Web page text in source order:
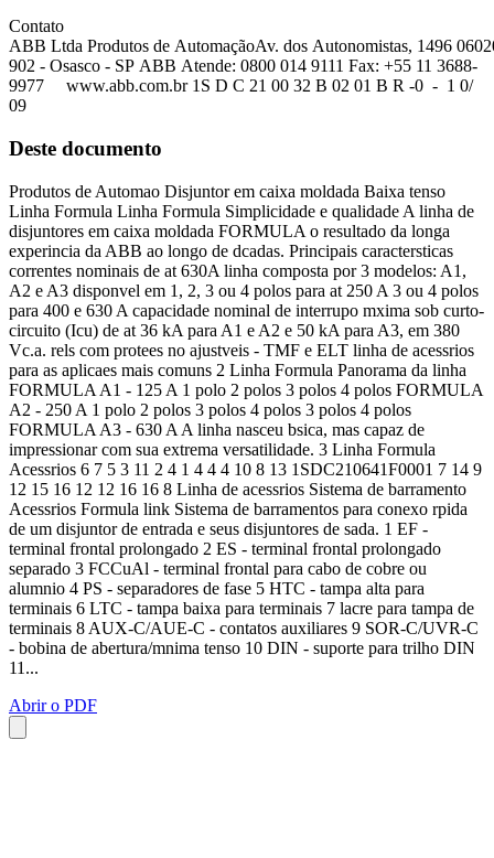
Contato
ABB Ltda Produtos de AutomaçãoAv. dos Autonomistas, 1496
902 - Osasco - SP ABB Atende: 0800 014 9111 Fax: +55 11 3688-
9977 www.abb.com.br 1S D C 21 00 32 B 02 01 B R -0 - 1 0/
09
Deste documento
Produtos de Automao Disjuntor em caixa moldada Baixa tenso
Linha Formula Linha Formula Simplicidade e qualidade A linha de
disjuntores em caixa moldada FORMULA o resultado da longa
experincia da ABB ao longo de dcadas. Principais caractersticas
correntes nominais de at 630A linha composta por 3 modelos: A1,
A2 e A3 disponvel em 1, 2, 3 ou 4 polos para at 250 A 3 ou 4 polos
para 400 e 630 A capacidade nominal de interrupo mxima sob curto-
circuito (Icu) de at 36 kA para A1 e A2 e 50 kA para A3, em 380
Vc.a. rels com protees no ajustveis - TMF e ELT linha de acessrios
para as aplicaes mais comuns 2 Linha Formula Panorama da linha
FORMULA A1 - 125 A 1 polo 2 polos 3 polos 4 polos FORMULA
A2 - 250 A 1 polo 2 polos 3 polos 4 polos 3 polos 4 polos
FORMULA A3 - 630 A A linha nasceu bsica, mas capaz de
impressionar com sua extrema versatilidade. 3 Linha Formula
Acessrios 6 7 5 3 11 2 4 1 4 4 4 10 8 13 1SDC210641F0001 7 14 9
12 15 16 12 12 16 16 8 Linha de acessrios Sistema de barramento
Acessrios Formula link Sistema de barramentos para conexo rpida
de um disjuntor de entrada e seus disjuntores de sada. 1 EF -
terminal frontal prolongado 2 ES - terminal frontal prolongado
separado 3 FCCuAl - terminal frontal para cabo de cobre ou
alumnio 4 PS - separadores de fase 5 HTC - tampa alta para
terminais 6 LTC - tampa baixa para terminais 7 lacre para tampa de
terminais 8 AUX-C/AUE-C - contatos auxiliares 9 SOR-C/UVR-C
- bobina de abertura/mnima tenso 10 DIN - suporte para trilho DIN
11...
Abrir o PDF